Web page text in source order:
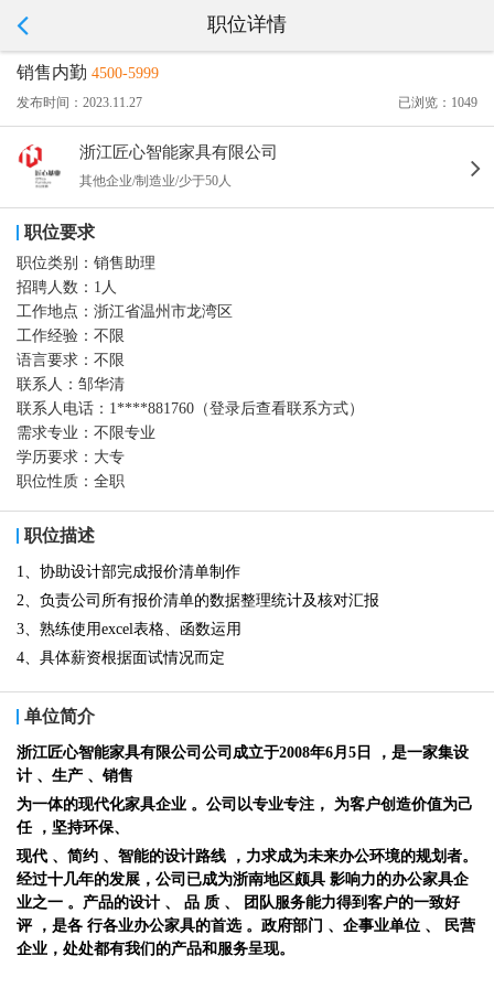
职位详情
销售内勤 4500-5999
发布时间：2023.11.27 已浏览：1049
浙江匠心智能家具有限公司
其他企业/制造业/少于50人
职位要求
职位类别： 销售助理
招聘人数： 1人
工作地点： 浙江省温州市龙湾区
工作经验： 不限
语言要求： 不限
联系人： 邹华清
联系人电话： 1****881760（登录后查看联系方式）
需求专业： 不限专业
学历要求： 大专
职位性质： 全职
职位描述
1、协助设计部完成报价清单制作
2、负责公司所有报价清单的数据整理统计及核对汇报
3、熟练使用excel表格、函数运用
4、具体薪资根据面试情况而定
单位简介
浙江匠心智能家具有限公司公司成立于2008年6月5日
，是一家集设
计 、生产 、销售
为一体的现代化家具企业 。公司以专业专注 ，
为客户创造价值为己
任
，坚持环保、
现代 、简约 、智能的设计路线
，力求成为未来办公环境的规划者。
经过十几年的发展，公司已成为浙南地区颇具 影响力的办公家具企
业之一 。产品的设计 、 品 质 、
团队服务能力得到客户的一致好
评
，是各 行各业办公家具的首选 。政府部门 、企事业单位 、
民营
企业，处处都有我们的产品和服务呈现。